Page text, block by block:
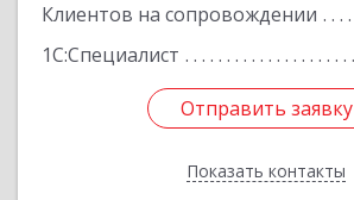
Клиентов на сопровождении
1С:Специалист
Отправить заявку
Показать контакты
Отправить заявку
Назад